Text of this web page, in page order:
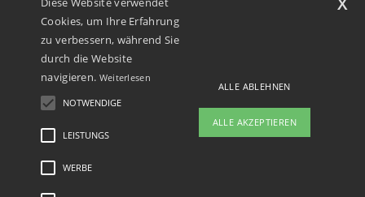
Unsere Paketzusteller
Rechtliche Hinweise
Cookies, um Ihre Erfahrung
zu verbessern, während Sie
durch die Website
navigieren. Weiterlesen
NOTWENDIGE
LEISTUNGS
WERBE
ALLE ABLEHNEN
ALLE AKZEPTIEREN
Ja, ich möchte weniger
bezahlen
Nein danke, ich möchte mehr bezahlen.